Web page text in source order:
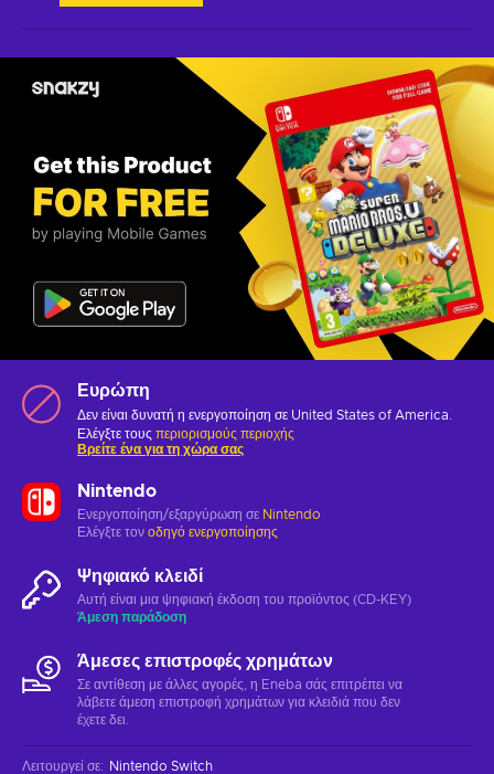
Ευρώπη
Δεν είναι δυνατή η ενεργοποίηση σε United States of America.
Ελέγξτε τους περιορισμούς περιοχής
Βρείτε ένα για τη χώρα σας
Nintendo
Ενεργοποίηση/εξαργύρωση σε Nintendo
Ελέγξτε τον οδηγό ενεργοποίησης
Ψηφιακό κλειδί
Αυτή είναι μια ψηφιακή έκδοση του προϊόντος (CD-KEY)
Άμεση παράδοση
Άμεσες επιστροφές χρημάτων
Σε αντίθεση με άλλες αγορές, η Eneba σάς επιτρέπει να
λάβετε άμεση επιστροφή χρημάτων για κλειδιά που δεν
έχετε δει.
Λειτουργεί σε: Nintendo Switch